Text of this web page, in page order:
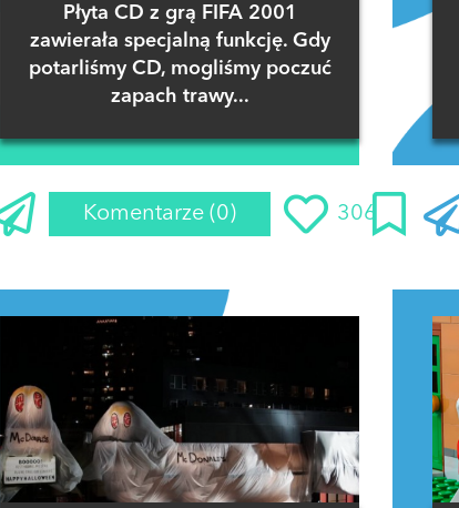
Płyta CD z grą FIFA 2001
zawierała specjalną funkcję. Gdy
potarliśmy CD, mogliśmy poczuć
zapach trawy...
Komentarze (0) 306